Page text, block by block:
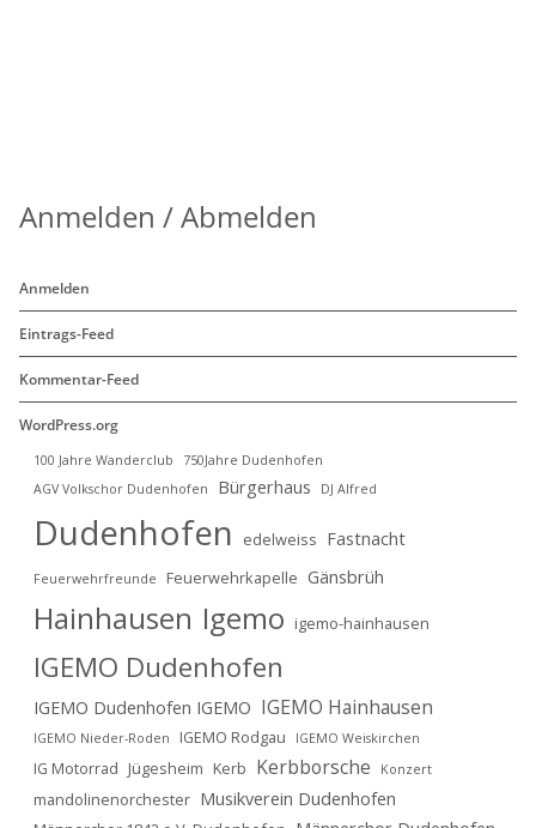
Anmelden / Abmelden
Anmelden
Eintrags-Feed
Kommentar-Feed
WordPress.org
100 Jahre Wanderclub
750Jahre Dudenhofen
AGV Volkschor Dudenhofen
Bürgerhaus DJ Alfred
Dudenhofen edelweiss Fastnacht
Feuerwehrfreunde Feuerwehrkapelle Gänsbrüh
Hainhausen Igemo igemo-hainhausen
IGEMO Dudenhofen
IGEMO Dudenhofen IGEMO IGEMO Hainhausen
IGEMO Nieder-Roden IGEMO Rodgau IGEMO Weiskirchen
IG Motorrad Jügesheim Kerb Kerbborsche Konzert
mandolinenorchester Musikverein Dudenhofen